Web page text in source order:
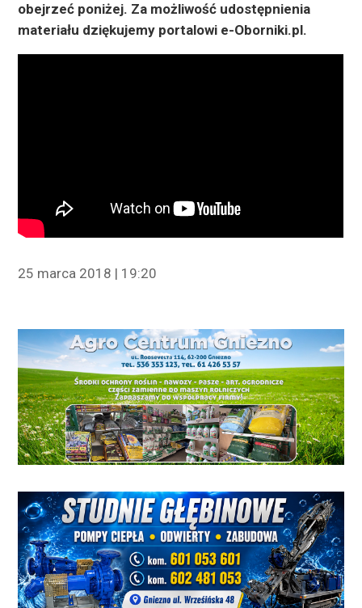
obejrzeć poniżej. Za możliwość udostępnienia
materiału dziękujemy portalowi e-Oborniki.pl.
25 marca 2018 | 19:20